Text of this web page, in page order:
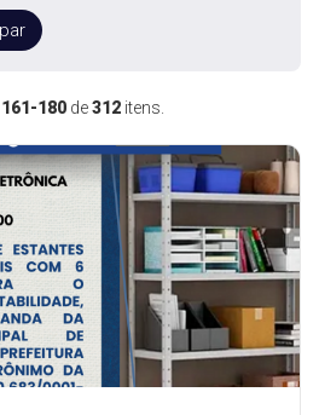
161-180 de312 itens.